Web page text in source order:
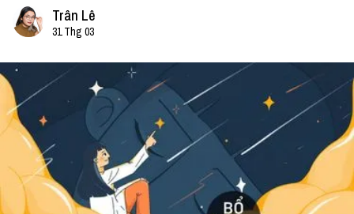
Trân Lê
31 Thg 03